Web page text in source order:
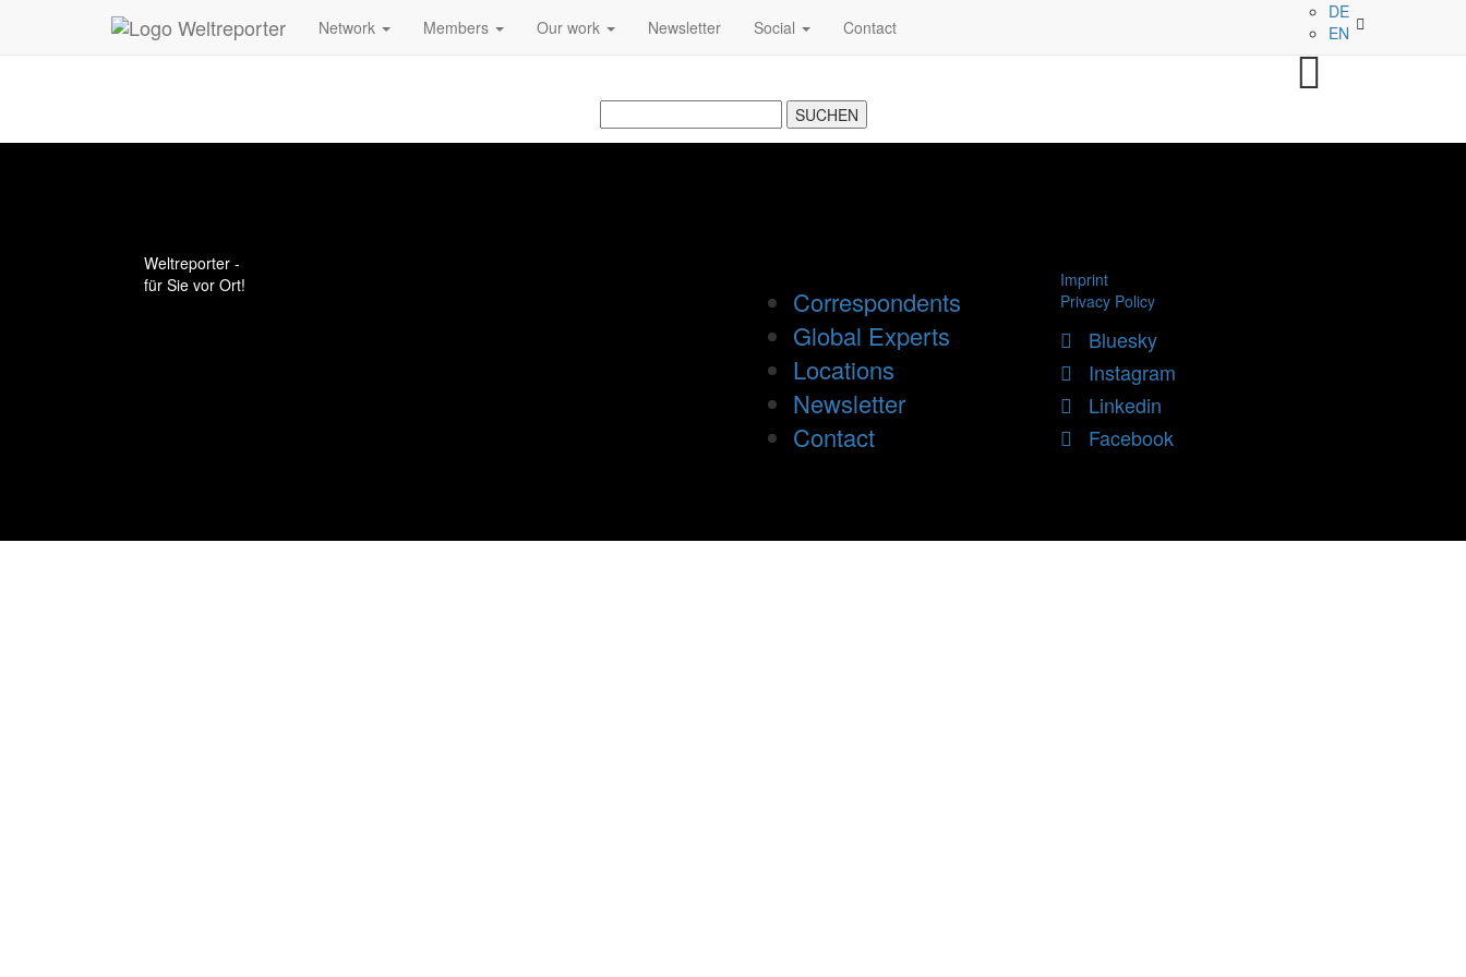
Zum Inhalt springen
Network Members Our work Newsletter Social Contact
DE
EN
Weltreporter -
für Sie vor Ort!
Correspondents
Global Experts
Locations
Newsletter
Contact
Imprint
Privacy Policy
Bluesky
Instagram
Linkedin
Facebook